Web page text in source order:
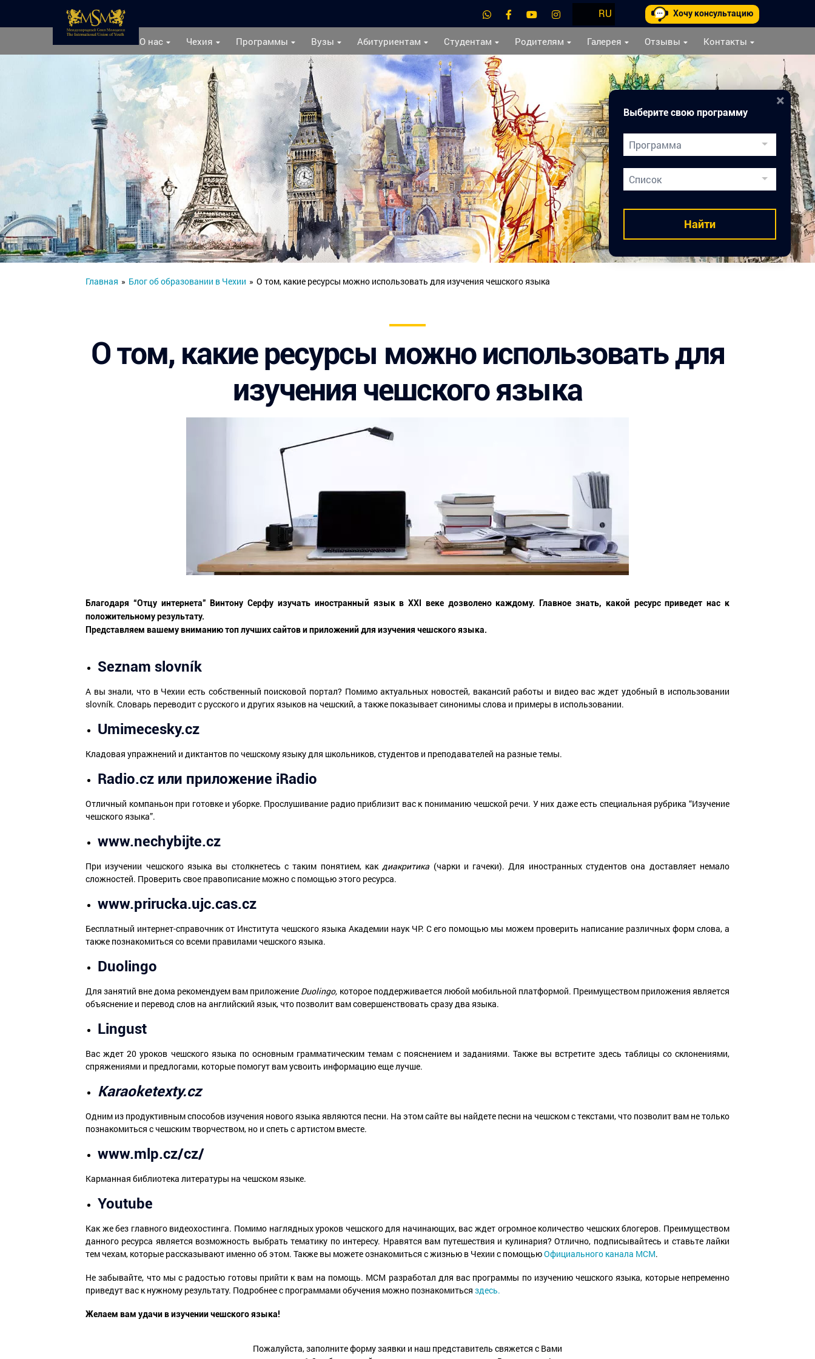
RU Хочу консультацию
О нас Чехия Программы Вузы Абитуриентам Студентам Родителям Галерея Отзывы Контакты
×
Выберите свою программу
Программа
Двойной Диплом
Подготовка к вузам
Медицинское образование
Карьера врача
Каникулы в Праге
Список
Найти
Главная » Блог об образовании в Чехии » О том, какие ресурсы можно использовать для изучения чешского языка
О том, какие ресурсы можно использовать для
изучения чешского языка
Благодаря “Отцу интернета” Винтону Серфу изучать иностранный язык в XXI веке дозволено каждому. Главное знать, какой ресурс приведет нас к
положительному результату.
Представляем вашему вниманию топ лучших сайтов и приложений для изучения чешского языка.
Seznam slovník
А вы знали, что в Чехии есть собственный поисковой портал? Помимо актуальных новостей, вакансий работы и видео вас ждет удобный в использовании
slovník. Словарь переводит с русского и других языков на чешский, а также показывает синонимы слова и примеры в использовании.
Umimecesky.cz
Кладовая упражнений и диктантов по чешскому языку для школьников, студентов и преподавателей на разные темы.
Radio.cz или приложение iRadio
Отличный компаньон при готовке и уборке. Прослушивание радио приблизит вас к пониманию чешской речи. У них даже есть специальная рубрика “Изучение
чешского языка”.
www.nechybijte.cz
При изучении чешского языка вы столкнетесь с таким понятием, какдиакритика (чарки и гачеки). Для иностранных студентов она доставляет немало
сложностей. Проверить свое правописание можно с помощью этого ресурса.
www.prirucka.ujc.cas.cz
Бесплатный интернет-справочник от Института чешского языка Академии наук ЧР. С его помощью мы можем проверить написание различных форм слова, а
также познакомиться со всеми правилами чешского языка.
Duolingo
Для занятий вне дома рекомендуем вам приложение Duolingo, которое поддерживается любой мобильной платформой. Преимуществом приложения является
объяснение и перевод слов на английский язык, что позволит вам совершенствовать сразу два языка.
Lingust
Вас ждет 20 уроков чешского языка по основным грамматическим темам с пояснением и заданиями. Также вы встретите здесь таблицы со склонениями,
спряжениями и предлогами, которые помогут вам усвоить информацию еще лучше.
Karaoketexty.cz
Одним из продуктивным способов изучения нового языка являются песни. На этом сайте вы найдете песни на чешском с текстами, что позволит вам не только
познакомиться с чешским творчеством, но и спеть с артистом вместе.
www.mlp.cz/cz/
Карманная библиотека литературы на чешском языке.
Youtube
Как же без главного видеохостинга. Помимо наглядных уроков чешского для начинающих, вас ждет огромное количество чешских блогеров. Преимуществом
данного ресурса является возможность выбрать тематику по интересу. Нравятся вам путешествия и кулинария? Отлично, подписывайтесь и ставьте лайки
тем чехам, которые рассказывают именно об этом. Также вы можете ознакомиться с жизнью в Чехии с помощьюОфициального канала МСМ.
Не забывайте, что мы с радостью готовы прийти к вам на помощь. МСМ разработал для вас программы по изучению чешского языка, которые непременно
приведут вас к нужному результату. Подробнее с программами обучения можно познакомиться здесь.
Желаем вам удачи в изучении чешского языка!
Пожалуйста, заполните форму заявки и наш представитель свяжется с Вами